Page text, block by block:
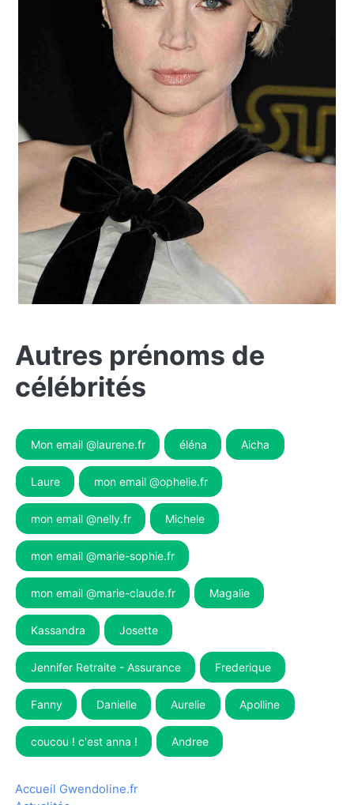
Autres prénoms de
célébrités
Mon email @laurene.fr éléna Aicha
Laure mon email @ophelie.fr
mon email @nelly.fr Michele
mon email @marie-sophie.fr
mon email @marie-claude.fr Magalie
Kassandra Josette
Jennifer Retraite - Assurance Frederique
Fanny Danielle Aurelie Apolline
coucou ! c'est anna ! Andree
Accueil Gwendoline.fr